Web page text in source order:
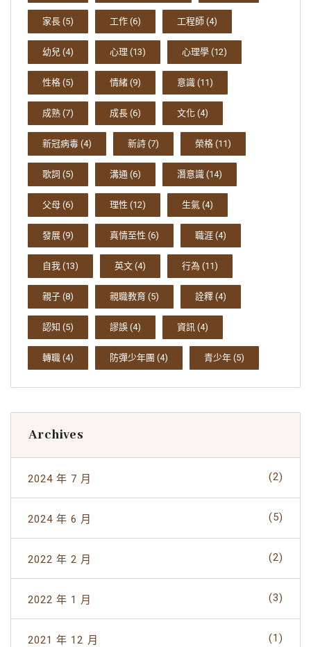
家長 (5) 工作 (6) 工程師 (4)
幼兒 (4) 心理 (13) 心理學 (12)
性格 (5) 情緒 (9) 意識 (11)
成熟 (7) 成長 (6) 文化 (4)
新冠病毒 (4) 新詩 (7) 榮格 (11)
歌詞 (5) 溝通 (6) 潛意識 (14)
父母 (6) 理性 (12) 生氣 (4)
發展 (9) 真情至性 (6) 職涯 (4)
自我 (13) 英文 (4) 行為 (11)
親子 (8) 親職教育 (5) 詮釋 (4)
認知 (5) 謬誤 (4) 資訊 (4)
轉職 (4) 防彈少年團 (4) 青少年 (5)
Archives
2024 年 7 月 (2)
2024 年 6 月 (5)
2022 年 2 月 (2)
2022 年 1 月 (3)
2021 年 12 月 (1)